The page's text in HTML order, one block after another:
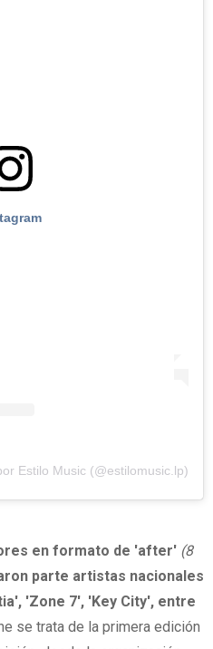
Estilo Music (@estilomusic.lp)
en formato de 'after' (8
parte artistas nacionales
'Zone 7', 'Key City', entre
se trata de la primera edición